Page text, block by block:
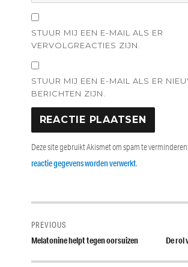
STUUR MIJ EEN E-MAIL ALS ER
VERVOLGREACTIES ZIJN.
STUUR MIJ EEN E-MAIL ALS ER
BERICHTEN ZIJN.
Deze site gebruikt Akismet om spam te verminderen.
reactie gegevens worden verwerkt.
Bericht
navigatie
PREVIOUS
Previous
Melatonine helpt tegen oorsuizen
NextDe rol